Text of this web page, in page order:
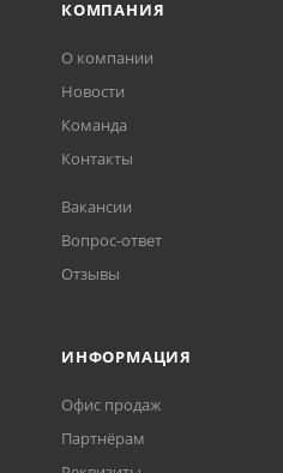
КОМПАНИЯ
О компании
Новости
Команда
Контакты
Вакансии
Вопрос-ответ
Отзывы
ИНФОРМАЦИЯ
Офис продаж
Партнёрам